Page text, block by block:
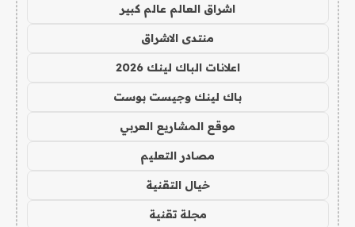
اشراق العالم عالم كبير
منتدى الاشراق
اعلانات الباك لينك 2026
باك لينك وجيست بوست
موقع المشاريع العربي
مصادر التعليم
خيال التقنية
مجلة تقنية